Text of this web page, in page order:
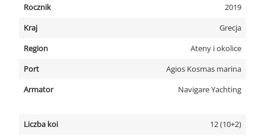
Rocznik
2019
Kraj
Grecja
Region
Ateny i okolice
Port
Agios Kosmas marina
Armator
Navigare Yachting
Liczba koi
12 (10+2)